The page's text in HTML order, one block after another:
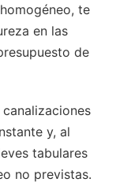
te
en las
de
y, al
tabulares
no previstas.